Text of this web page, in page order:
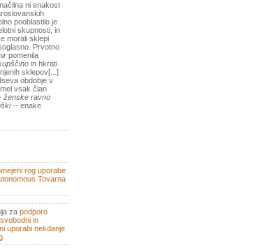
ni enakost
pooblastilo je
skupnosti, in
morali sklepi
Prvotno
pomenila
in hkrati
sklepov[...]
obdobje v
vsak član
ženske ravno
-- enake
rog uporabe
Tovarna
za podporo
in
uporabi nekdanje